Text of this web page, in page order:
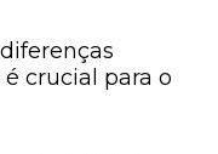
crucial para o